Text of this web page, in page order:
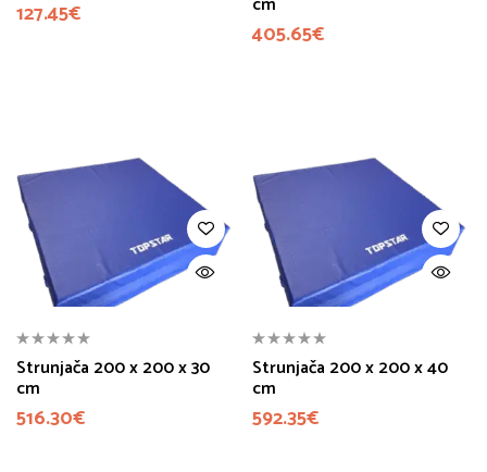
127.45€
405.65€
Strunjača 200 x 200 x 30
cm
516.30€
Strunjača 200 x 200 x 40
cm
592.35€